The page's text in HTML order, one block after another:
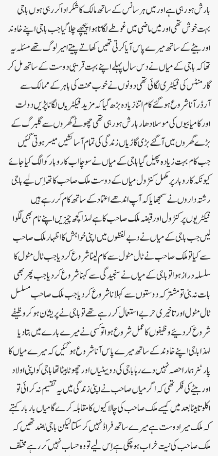
بارش ہو رہی ہے اور میں ہر سانس کے ساتھ مالک کا شکر ادا کر رہی ہوں باجی
بہت خوش تھی اور میں ماضی میں غوطے لگاتا ہوا پیچھے چلا گیا جب باجی اپنے خاوند
اور بیٹے کے ساتھ میرے پاس آیا کرتی تھیں کھاتے پیتے امیر لوگ تھے مسئلہ یہ
تھا کہ باجی کے میاں نے دس سال پہلے اپنے بہت قریبی دوست کے ساتھ مل کر
گارمنٹس کی فیکٹری لگائی تھی دونوں نے خوب محنت کی باہر کے ممالک سے
آرڈر آنا شروع ہو گئے کام اتنا زیادہ بڑھ گیا کہ مزید فیکٹریاں لگانا پڑیں دولت
اور کامیابیوں کی موسلا دھار بارش ہو رہی تھی چھوٹے گھروں سے گلبرگ کے
بڑے گھروں میں آگئے بڑی گاڑیاں زندگی کی تمام آسائشیں میسر ہو تی گئیں
جب کام بہت زیادہ پھیل گیا باجی کے میاں نے سوچا اب کاروبار کو الگ کیا جائے
کیونکہ کاروبار پر مکمل کنٹرول میاں کے دوست ملک صاحب کا تھا اِس لیے باجی
رشتہ داروں نے سمجھایا کہ آپ اندھے اعتماد کے ساتھ کام کر رہے ہیں
فیکٹریوں پر کنٹرول اور قبضہ ملک صاحب کا ہے لہذا کچھ چیزیں اپنے نام بھی لگوا
لیں جب باجی کے میاں نے دبے لفظوں میں اپنی خواہش کا اظہار ملک صاحب
سے کیا تو ملک صاحب نے ٹال مٹول سے کام لینا شروع کر دیا جب ٹال مٹول کا
سلسلہ دراز ہوا تو باجی کے میاں نے سنجیدگی سے کہنا شروع کر دیا جب پھر بھی
بات نہ بنی تو مشترکہ دوستوں سے کہلانا شروع کر دیا جب ملک صاحب مسلسل
ٹال مٹول اور تاخیری حربے استعمال کر رہے تھے تو باجی نے پریشان ہو کر وظیفے
شروع کر دئیے وظیفوں کا عمل شروع ہوا تو کسی نے میرے بارے میں بتا دیا
لہذا باجی اپنے خاوند کے ساتھ میرے پاس آنا شروع ہو گئیں کہ میرے میاں کا
پارٹنر ہمارا حصہ نہیں دے رہا باجی کی دو بیٹیاں اور چھوٹا بیٹا تھا باجی کو اپنی اولاد
اور بیٹے کی فکر تھی کہ اگر میاں صاحب نے اپنی زندگی میں یہ تقسیم نہ کرائی تو
اکلوتا بیٹا بعد میں کیسے ملک صاحب کی چالاکیوں کا مقابلہ کرے گا میاں بار بار کہتے
کہ ملک میرا دوست ہے میرے ساتھ فراڈ نہیں کر سکتا لیکن باجی بضد تھیں کہ
ملک صاحب کی نیت خراب ہو چکی ہے اِس لیے تو وہ حساب نہیں کر رہے مختلف